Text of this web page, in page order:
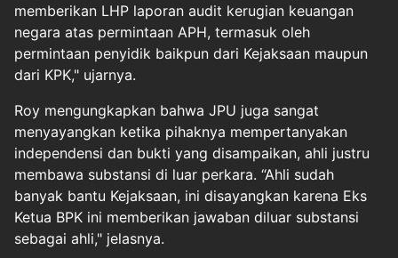
memberikan LHP laporan audit kerugian keuangan
negara atas permintaan APH, termasuk oleh
permintaan penyidik baikpun dari Kejaksaan maupun
dari KPK," ujarnya.
Roy mengungkapkan bahwa JPU juga sangat
menyayangkan ketika pihaknya mempertanyakan
independensi dan bukti yang disampaikan, ahli justru
membawa substansi di luar perkara. “Ahli sudah
banyak bantu Kejaksaan, ini disayangkan karena Eks
Ketua BPK ini memberikan jawaban diluar substansi
sebagai ahli," jelasnya.